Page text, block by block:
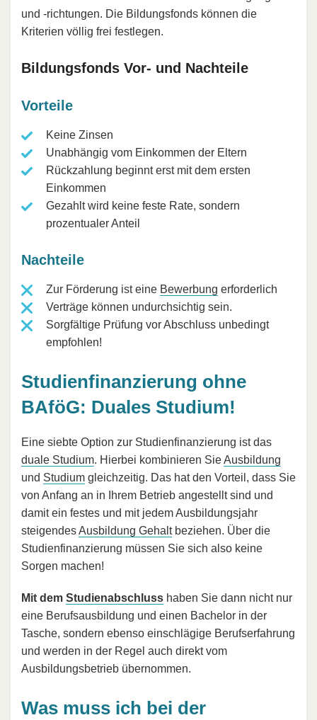
und -richtungen. Die Bildungsfonds können die
Kriterien völlig frei festlegen.
Bildungsfonds Vor- und Nachteile
Vorteile
Keine Zinsen
Unabhängig vom Einkommen der Eltern
Rückzahlung beginnt erst mit dem ersten
Einkommen
Gezahlt wird keine feste Rate, sondern
prozentualer Anteil
Nachteile
Zur Förderung ist eine Bewerbung erforderlich
Verträge können undurchsichtig sein.
Sorgfältige Prüfung vor Abschluss unbedingt
empfohlen!
Studienfinanzierung ohne
BAföG: Duales Studium!
Eine siebte Option zur Studienfinanzierung ist das
duale Studium. Hierbei kombinieren SieAusbildung
und Studium gleichzeitig. Das hat den Vorteil, dass Sie
von Anfang an in Ihrem Betrieb angestellt sind und
damit ein festes und mit jedem Ausbildungsjahr
steigendesAusbildung Gehaltbeziehen. Über die
Studienfinanzierung müssen Sie sich also keine
Sorgen machen!
Mit dem Studienabschluss haben Sie dann nicht nur
eine Berufsausbildung und einen Bachelor in der
Tasche, sondern ebenso einschlägige Berufserfahrung
und werden in der Regel auch direkt vom
Ausbildungsbetrieb übernommen.
Was muss ich bei der